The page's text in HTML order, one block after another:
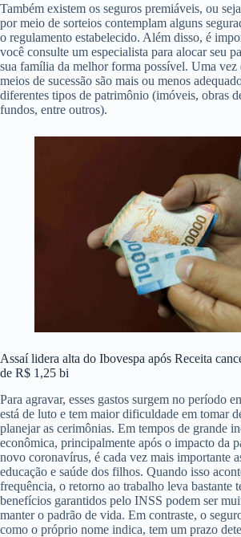
Também existem os seguros premiáveis, ou
por meio de sorteios contemplam alguns
o regulamento estabelecido. Além disso, é
você consulte um especialista para alocar seu
sua família da melhor forma possível. Uma vez
meios de sucessão são mais ou menos
diferentes tipos de patrimônio (imóveis, obras
fundos, entre outros).
Assaí lidera alta do Ibovespa após Receita
de R$ 1,25 bi
Para agravar, esses gastos surgem no período
está de luto e tem maior dificuldade em tomar
planejar as cerimônias. Em tempos de grande
econômica, principalmente após o impacto da
novo coronavírus, é cada vez mais importante
educação e saúde dos filhos. Quando isso
frequência, o retorno ao trabalho leva bastante
benefícios garantidos pelo INSS podem ser
manter o padrão de vida. Em contraste, o
como o próprio nome indica, tem um prazo